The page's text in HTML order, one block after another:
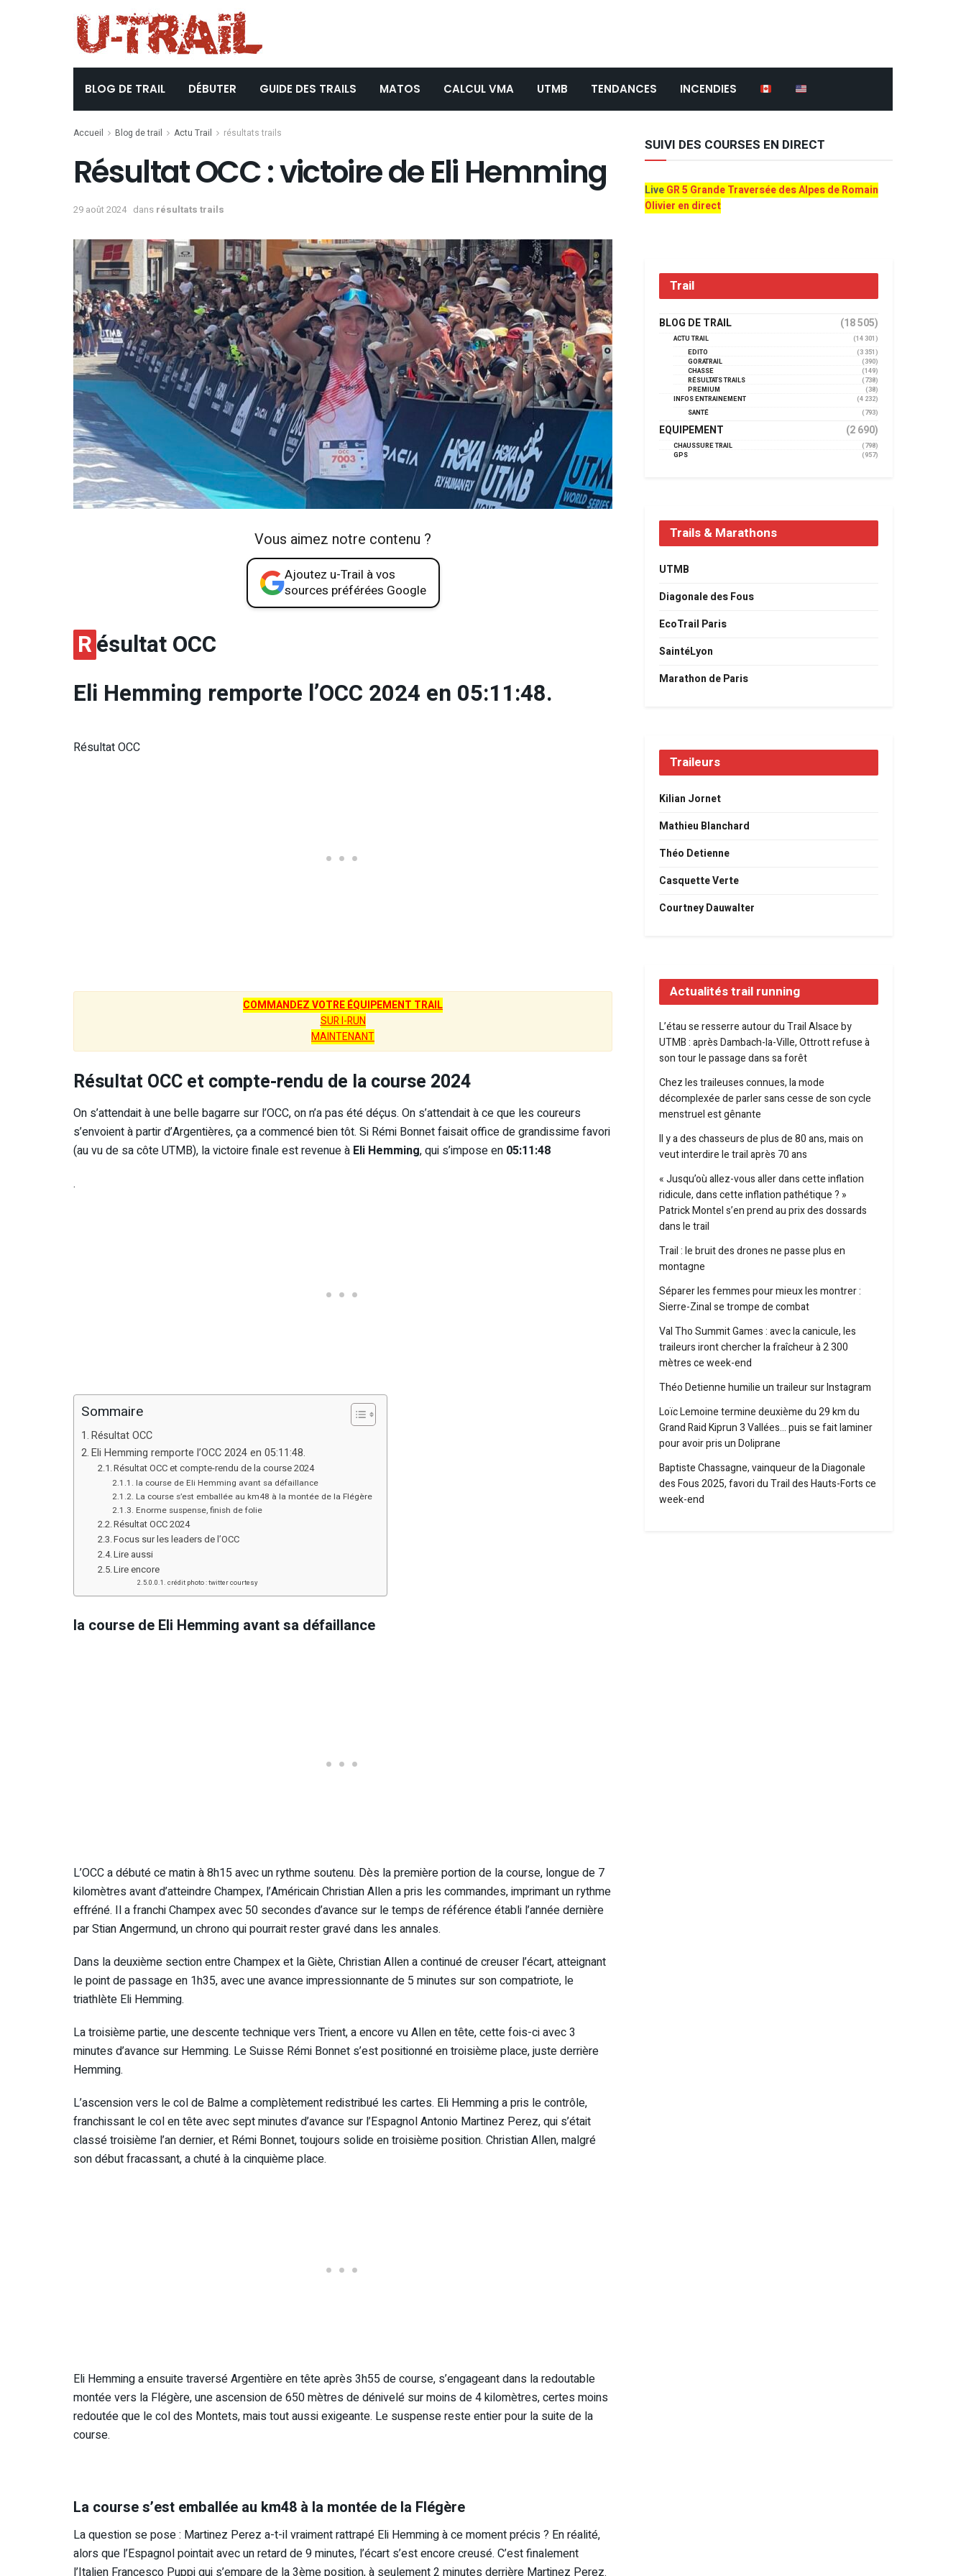
BLOG DE TRAIL DÉBUTER GUIDE DES TRAILS MATOS CALCUL VMA UTMB TENDANCES INCENDIES
Accueil Blog de trail Actu Trail résultats trails
Résultat OCC : victoire de Eli Hemming
29 août 2024 dans résultats trails
Vous aimez notre contenu ?
Ajoutez u-Trail à vos
sources préférées Google
Résultat OCC
Eli Hemming remporte l’OCC 2024 en 05:11:48.
Résultat OCC
COMMANDEZ VOTRE ÉQUIPEMENT TRAIL
SUR I-RUN
MAINTENANT
Résultat OCC et compte-rendu de la course 2024
On s’attendait à une belle bagarre sur l’OCC, on n’a pas été déçus. On s’attendait à ce que les coureurs
s’envoient à partir d’Argentières, ça a commencé bien tôt. Si Rémi Bonnet faisait office de grandissime favori
(au vu de sa côte UTMB), la victoire finale est revenue à Eli Hemming, qui s’impose en 05:11:48
.
Sommaire
Résultat OCC
Eli Hemming remporte l’OCC 2024 en 05:11:48.
Résultat OCC et compte-rendu de la course 2024
la course de Eli Hemming avant sa défaillance
La course s’est emballée au km48 à la montée de la Flégère
Enorme suspense, finish de folie
Résultat OCC 2024
Focus sur les leaders de l’OCC
Lire aussi
Lire encore
crédit photo : twitter courtesy
la course de Eli Hemming avant sa défaillance
L’OCC a débuté ce matin à 8h15 avec un rythme soutenu. Dès la première portion de la course, longue de 7
kilomètres avant d’atteindre Champex, l’Américain Christian Allen a pris les commandes, imprimant un rythme
effréné. Il a franchi Champex avec 50 secondes d’avance sur le temps de référence établi l’année dernière
par Stian Angermund, un chrono qui pourrait rester gravé dans les annales.
Dans la deuxième section entre Champex et la Giète, Christian Allen a continué de creuser l’écart, atteignant
le point de passage en 1h35, avec une avance impressionnante de 5 minutes sur son compatriote, le
triathlète Eli Hemming.
La troisième partie, une descente technique vers Trient, a encore vu Allen en tête, cette fois-ci avec 3
minutes d’avance sur Hemming. Le Suisse Rémi Bonnet s’est positionné en troisième place, juste derrière
Hemming.
L’ascension vers le col de Balme a complètement redistribué les cartes. Eli Hemming a pris le contrôle,
franchissant le col en tête avec sept minutes d’avance sur l’Espagnol Antonio Martinez Perez, qui s’était
classé troisième l’an dernier, et Rémi Bonnet, toujours solide en troisième position. Christian Allen, malgré
son début fracassant, a chuté à la cinquième place.
Eli Hemming a ensuite traversé Argentière en tête après 3h55 de course, s’engageant dans la redoutable
montée vers la Flégère, une ascension de 650 mètres de dénivelé sur moins de 4 kilomètres, certes moins
redoutée que le col des Montets, mais tout aussi exigeante. Le suspense reste entier pour la suite de la
course.
La course s’est emballée au km48 à la montée de la Flégère
La question se pose : Martinez Perez a-t-il vraiment rattrapé Eli Hemming à ce moment précis ? En réalité,
alors que l’Espagnol pointait avec un retard de 9 minutes, l’écart s’est encore creusé. C’est finalement
l’Italien Francesco Puppi qui s’empare de la 3ème position, à seulement 2 minutes derrière Martinez Perez.
SUIVI DES COURSES EN DIRECT
LiveGR 5 Grande Traversée des Alpes de Romain
Olivier en direct
Trail
BLOG DE TRAIL (18 505)
ACTU TRAIL
(14 301)
EDITO
(3 351)
GORATRAIL
(390)
CHASSE
(149)
RÉSULTATS TRAILS
(738)
PREMIUM
(38)
INFOS ENTRAINEMENT
(4 232)
SANTÉ
(793)
EQUIPEMENT (2 690)
CHAUSSURE TRAIL
(798)
GPS
(957)
Trails & Marathons
UTMB
Diagonale des Fous
EcoTrail Paris
SaintéLyon
Marathon de Paris
Traileurs
Kilian Jornet
Mathieu Blanchard
Théo Detienne
Casquette Verte
Courtney Dauwalter
Actualités trail running
L’étau se resserre autour du Trail Alsace by
UTMB : après Dambach-la-Ville, Ottrott refuse à
son tour le passage dans sa forêt
Chez les traileuses connues, la mode
décomplexée de parler sans cesse de son cycle
menstruel est gênante
Il y a des chasseurs de plus de 80 ans, mais on
veut interdire le trail après 70 ans
« Jusqu’où allez-vous aller dans cette inflation
ridicule, dans cette inflation pathétique ? »
Patrick Montel s’en prend au prix des dossards
dans le trail
Trail : le bruit des drones ne passe plus en
montagne
Séparer les femmes pour mieux les montrer :
Sierre-Zinal se trompe de combat
Val Tho Summit Games : avec la canicule, les
traileurs iront chercher la fraîcheur à 2 300
mètres ce week-end
Théo Detienne humilie un traileur sur Instagram
Loïc Lemoine termine deuxième du 29 km du
Grand Raid Kiprun 3 Vallées… puis se fait laminer
pour avoir pris un Doliprane
Baptiste Chassagne, vainqueur de la Diagonale
des Fous 2025, favori du Trail des Hauts-Forts ce
week-end